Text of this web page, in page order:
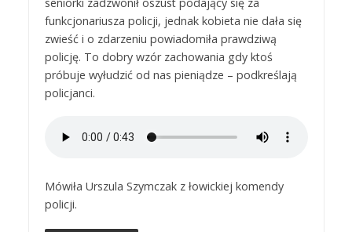
funkcjonariusza policji, jednak kobieta nie dała się
zwieść i o zdarzeniu powiadomiła prawdziwą
policję. To dobry wzór zachowania gdy ktoś
próbuje wyłudzić od nas pieniądze – podkreślają
policjanci.
Mówiła Urszula Szymczak z łowickiej komendy
policji.